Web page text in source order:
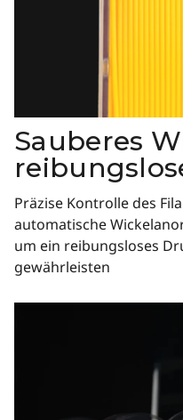
Sauberes
Präzise Kontrolle des
automatische
um ein reibungsloses
gewährleisten